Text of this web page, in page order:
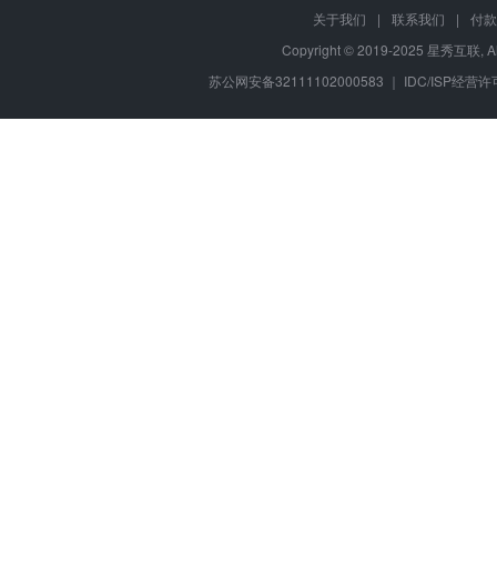
关于我们 | 联系我们 |
付
Copyright © 2019-2025 星秀互联,
苏公网安备32111102000583 ｜ IDC/ISP经营